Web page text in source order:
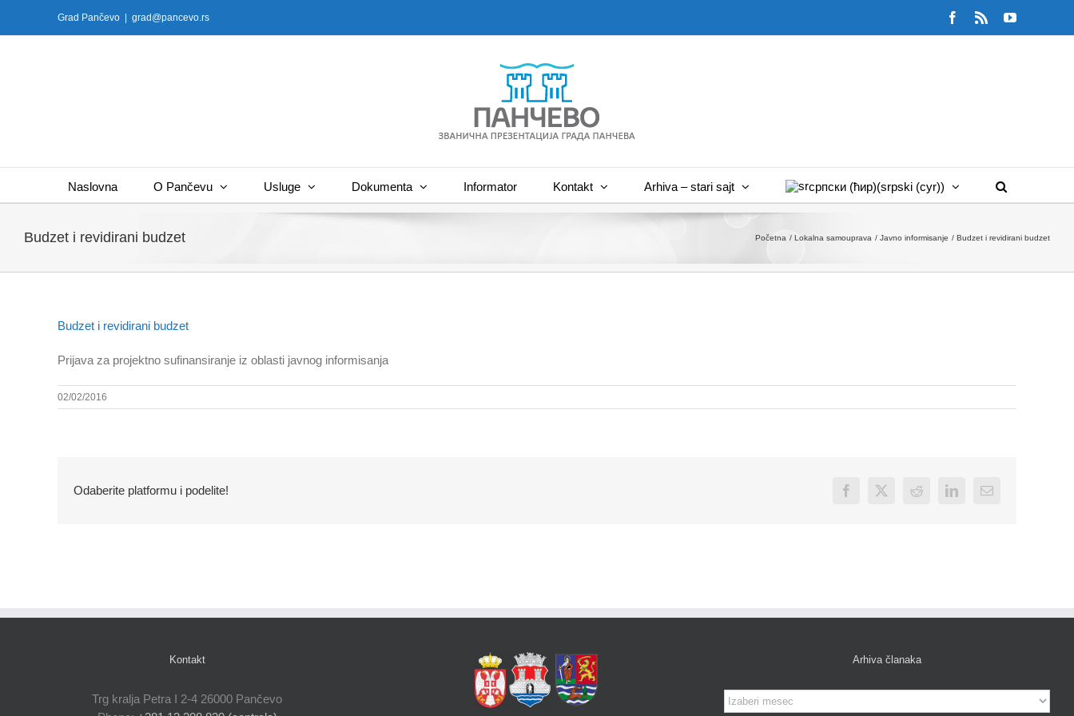
Grad Pančevo grad@pancevo.rs Facebook
Rss YouTube
Naslovna O Pančevu Usluge Dokumenta Informator Kontakt Arhiva – stari sajt српски (ћир)(srpski (cyr))
Budzet i revidirani budzet Početna Lokalna samouprava Javno informisanje Budzet i revidirani budzet
Budzet i revidirani budzet
Prijava za projektno sufinansiranje iz oblasti javnog informisanja
02/02/2016
Odaberite platformu i podelite! Facebook
X Reddit LinkedInEmail
Kontakt
Trg kralja Petra I 2-4 26000 Pančevo
Arhiva članaka
Arhiva